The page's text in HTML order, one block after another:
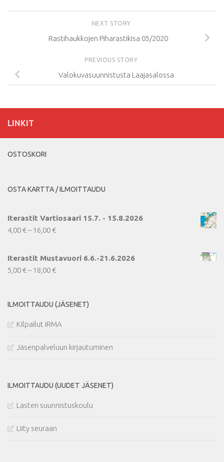
NEXT STORY
Rastihaukkojen Piharastikisa 05/2020
PREVIOUS STORY
Valokuvasuunnistusta Laajasalossa
LINKIT
OSTOSKORI
OSTA KARTTA / ILMOITTAUDU
Iterastit Vartiosaari 15.7. - 15.8.2026
4,00€– 16,00€Hintaluokka:
Iterastit Mustavuori 6.6.-21.6.2026
5,00€– 18,00€Hintaluokka:
18,00 €
ILMOITTAUDU (JÄSENET)
Kilpailut IRMA
Jäsenpalveluun kirjautuminen
ILMOITTAUDU (UUDET JÄSENET)
Lasten suunnistuskoulu
Liity seuraan